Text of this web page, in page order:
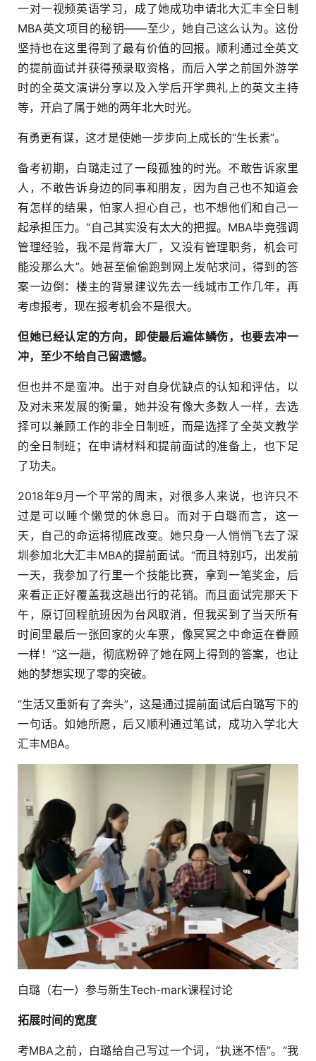
一对一视频英语学习，成了她成功申请北大汇丰全日制
MBA英文项目的秘钥——至少，她自己这么认为。这份
坚持也在这里得到了最有价值的回报。顺利通过全英文
的提前面试并获得预录取资格，而后入学之前国外游学
时的全英文演讲分享以及入学后开学典礼上的英文主持
等，开启了属于她的两年北大时光。
有勇更有谋，这才是使她一步步向上成长的“生长素”。
备考初期，白璐走过了一段孤独的时光。不敢告诉家里
人，不敢告诉身边的同事和朋友，因为自己也不知道会
有怎样的结果，怕家人担心自己，也不想他们和自己一
起承担压力。“自己其实没有太大的把握。MBA毕竟强调
管理经验，我不是背靠大厂，又没有管理职务，机会可
能没那么大”。她甚至偷偷跑到网上发帖求问，得到的答
案一边倒：楼主的背景建议先去一线城市工作几年，再
考虑报考，现在报考机会不是很大。
但她已经认定的方向，即使最后遍体鳞伤，也要去冲一
冲，至少不给自己留遗憾。
但也并不是蛮冲。出于对自身优缺点的认知和评估，以
及对未来发展的衡量，她并没有像大多数人一样，去选
择可以兼顾工作的非全日制班，而是选择了全英文教学
的全日制班；在申请材料和提前面试的准备上，也下足
了功夫。
2018年9月一个平常的周末，对很多人来说，也许只不
过是可以睡个懒觉的休息日。而对于白璐而言，这一
天，自己的命运将彻底改变。她只身一人悄悄飞去了深
圳参加北大汇丰MBA的提前面试。“而且特别巧，出发前
一天，我参加了行里一个技能比赛，拿到一笔奖金，后
来看正正好覆盖我这趟出行的花销。而且面试完那天下
午，原订回程航班因为台风取消，但我买到了当天所有
时间里最后一张回家的火车票，像冥冥之中命运在眷顾
一样！”这一趟，彻底粉碎了她在网上得到的答案，也让
她的梦想实现了零的突破。
“生活又重新有了奔头”，这是通过提前面试后白璐写下的
一句话。如她所愿，后又顺利通过笔试，成功入学北大
汇丰MBA。
白璐（右一）参与新生Tech-mark课程讨论
拓展时间的宽度
考MBA之前，白璐给自己写过一个词，“执迷不悟”。“我